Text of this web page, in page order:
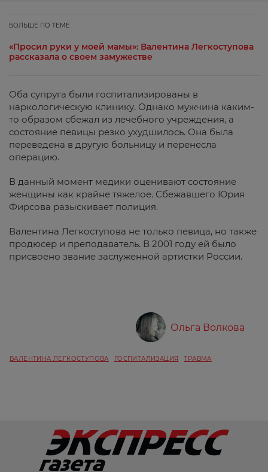
БОЛЬШЕ ПО ТЕМЕ
«Просил руки у моей мамы»: Валентина Легкоступова
рассказала о своем замужестве
Оба супруга были госпитализированы в
наркологическую клинику. Однако мужчина каким-
то образом сбежал из лечебного учреждения, а
состояние певицы резко ухудшилось. Она была
переведена в другую больницу и перенесла
операцию.
В данный момент медики оценивают состояние
женщины как крайне тяжелое. Сбежавшего Юрия
Фирсова разыскивает полиция.
Валентина Легкоступова не только певица, но также
продюсер и преподаватель. В 2001 году ей было
присвоено звание заслуженной артистки России.
Ольга Волкова
ВАЛЕНТИНА ЛЕГКОСТУПОВА ГОСПИТАЛИЗАЦИЯ ТРАВМА